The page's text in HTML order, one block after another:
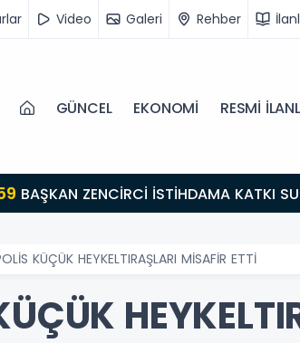
Video Galeri Rehber
GÜNCEL EKONOMİ RESMİ
BAŞKAN ZENCİRCİ İSTİHDAMA KATKI
KÜÇÜK HEYKELTIRAŞLARI MİSAFİR ETTİ